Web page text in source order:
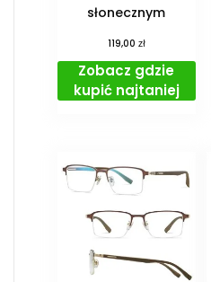
słonecznym
119,00 zł
Zobacz gdzie
kupić najtaniej